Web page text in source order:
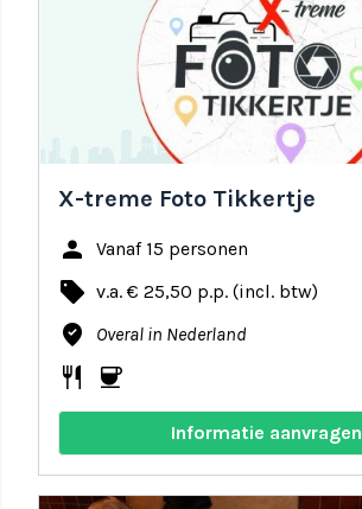
X-treme Foto Tikkertje
person Vanaf 15 personen
local_offer v.a. € 25,50 p.p. (incl. btw)
where_to_vote Overal in Nederland
restaurant coffee
Informatie aanvragen